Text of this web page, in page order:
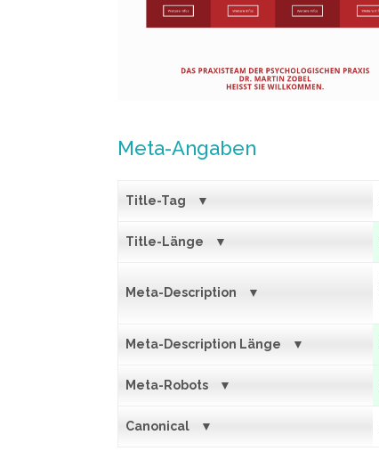
Meta-Angaben
Title-Tag
Title-Länge
Meta-Description
Meta-Description Länge
Meta-Robots
Canonical